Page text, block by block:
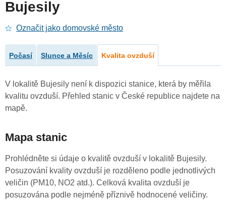
Bujesily
Označit jako domovské město
Počasí Slunce a Měsíc Kvalita ovzduší
V lokalitě Bujesily není k dispozici stanice, která by měřila
kvalitu ovzduší. Přehled stanic v České republice najdete na
mapě.
Mapa stanic
Prohlédněte si údaje o kvalitě ovzduší v lokalitě Bujesily.
Posuzování kvality ovzduší je rozděleno podle jednotlivých
veličin (PM10, NO2 atd.). Celková kvalita ovzduší je
posuzována podle nejméně příznivě hodnocené veličiny.